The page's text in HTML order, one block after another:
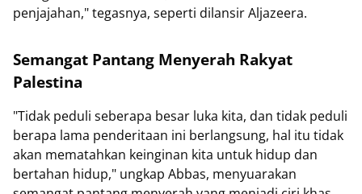
penjajahan," tegasnya, seperti dilansir Aljazeera.
Semangat Pantang Menyerah Rakyat
Palestina
"Tidak peduli seberapa besar luka kita, dan tidak peduli
berapa lama penderitaan ini berlangsung, hal itu tidak
akan mematahkan keinginan kita untuk hidup dan
bertahan hidup," ungkap Abbas, menyuarakan